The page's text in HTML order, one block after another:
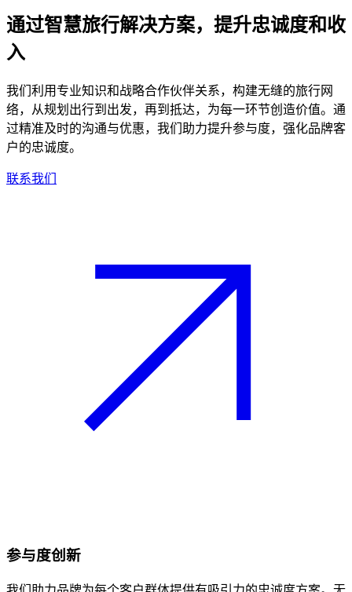
通过智慧旅行解决方案，提升忠诚度和收
入
我们利用专业知识和战略合作伙伴关系，构建无缝的旅行网
络，从规划出行到出发，再到抵达，为每一环节创造价值。通
过精准及时的沟通与优惠，我们助力提升参与度，强化品牌客
户的忠诚度。
联系我们
参与度创新